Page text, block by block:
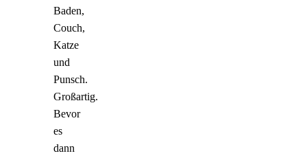
Baden,
Couch,
Katze
und
Punsch.
Großartig.
Bevor
es
dann